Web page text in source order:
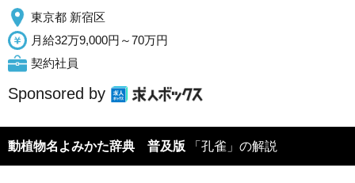
東京都 新宿区
月給32万9,000円～70万円
契約社員
Sponsored by
動植物名よみかた辞典 普及版 「孔雀」の解説